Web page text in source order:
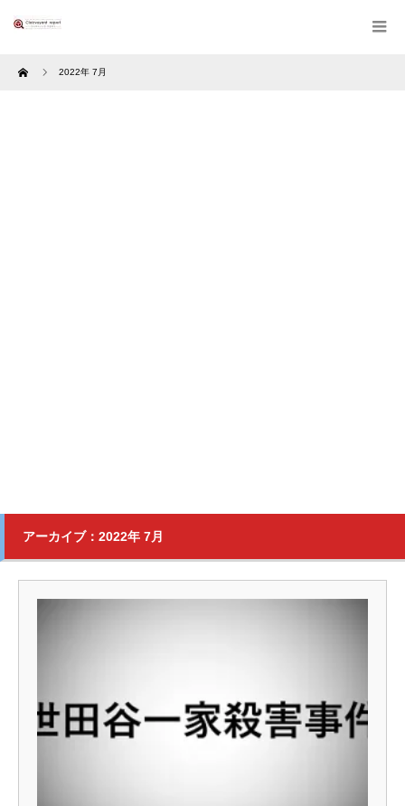
Home 2022年 7月
アーカイブ：2022年 7月